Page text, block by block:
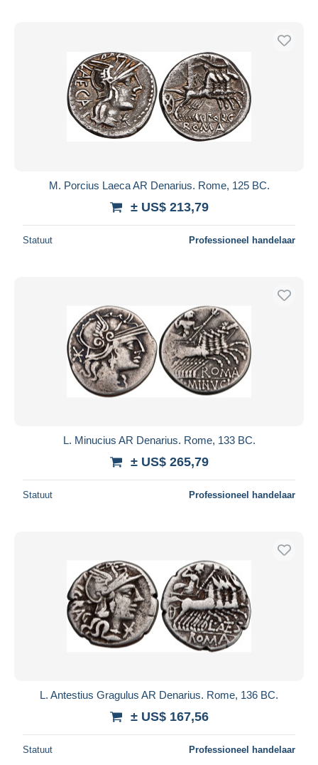
M. Porcius Laeca AR Denarius. Rome, 125 BC.
± US$ 213,79
Statuut Professioneel handelaar
L. Minucius AR Denarius. Rome, 133 BC.
± US$ 265,79
Statuut Professioneel handelaar
L. Antestius Gragulus AR Denarius. Rome, 136 BC.
± US$ 167,56
Statuut Professioneel handelaar